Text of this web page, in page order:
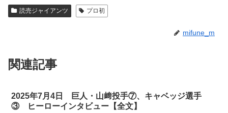
読売ジャイアンツ プロ初
mifune_m
関連記事
2025年7月4日 巨人・山﨑投手⑦、キャベッジ選手
③ ヒーローインタビュー【全文】